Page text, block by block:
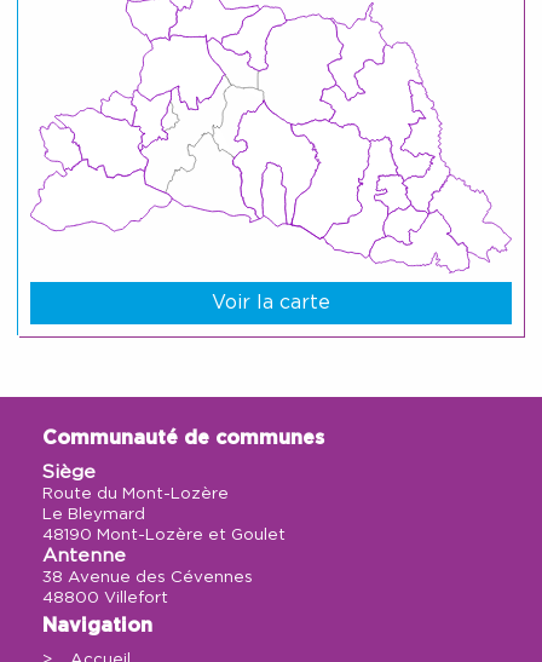
Voir la carte
Communauté de communes
Siège
Route du Mont-Lozère
Le Bleymard
48190 Mont-Lozère et Goulet
Antenne
38 Avenue des Cévennes
48800 Villefort
Navigation